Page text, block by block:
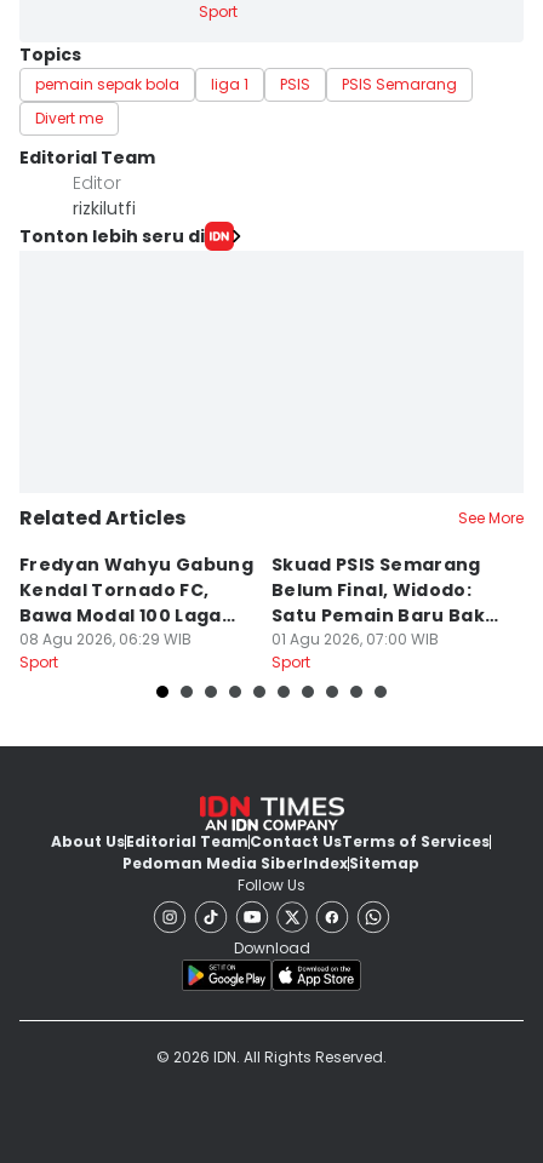
Sport
Topics
pemain sepak bola liga 1 PSIS
PSIS Semarang
Divert me
Editorial Team
Editor
rizkilutfi
Tonton lebih seru di
Related Articles See More
Fredyan Wahyu Gabung
Kendal Tornado FC,
Bawa Modal 100 Laga
Liga 1
08 Agu 2026, 06:29 WIB
Sport
Skuad PSIS Semarang
Belum Final, Widodo:
Satu Pemain Baru Bakal
Gabung
01 Agu 2026, 07:00 WIB
Sport
About UsEditorial TeamContact UsTerms of Services
Pedoman Media SiberIndexSitemap
Follow Us
Download
© 2026 IDN. All Rights Reserved.